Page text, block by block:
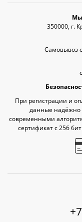
Мы
350000, г.
Самовывоз
При регистрации и
данные
современными
сертификат c 256